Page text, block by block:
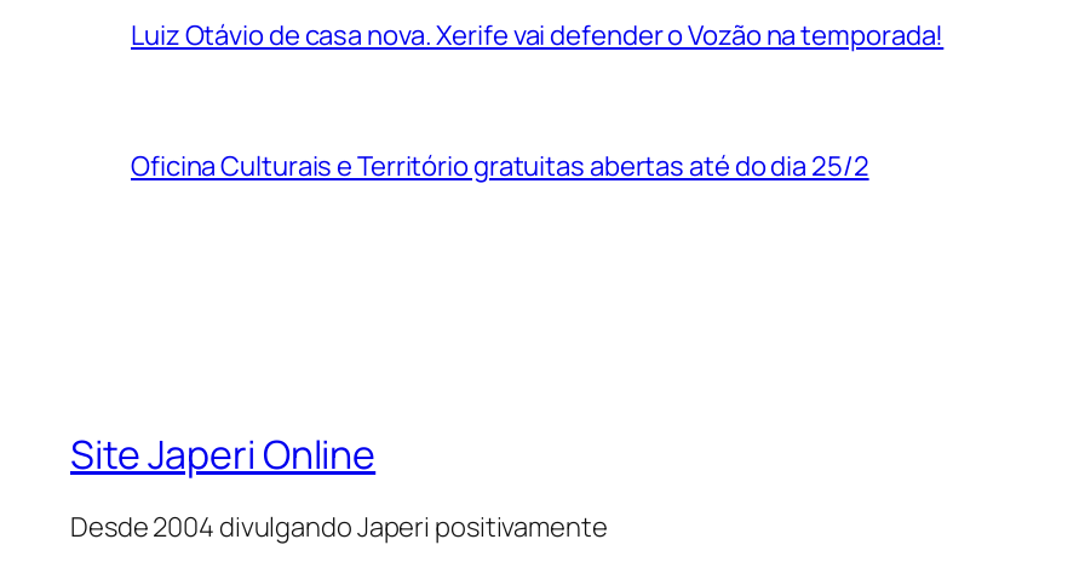
Luiz Otávio de casa nova. Xerife vai defender o Vozão na temporada!
Oficina Culturais e Território gratuitas abertas até do dia 25/2
Site Japeri Online
Desde 2004 divulgando Japeri positivamente